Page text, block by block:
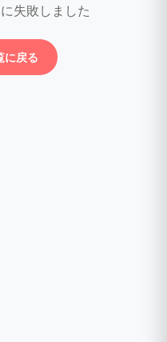
失敗しました
に戻る